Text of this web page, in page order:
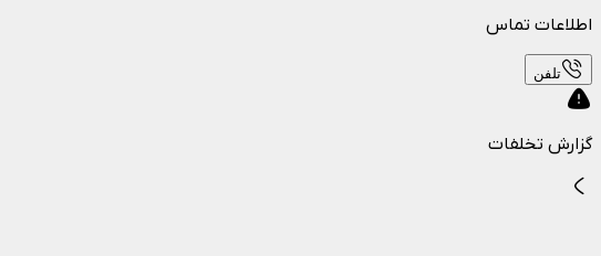
اطلاعات تماس
تلفن
گزارش تخلفات